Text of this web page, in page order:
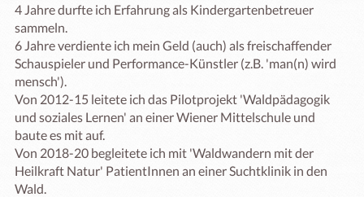
4 Jahre durfte ich Erfahrung als Kindergartenbetreuer
sammeln.
6 Jahre verdiente ich mein Geld (auch) als freischaffender
Schauspieler und Performance-Künstler (z.B. 'man(n) wird
mensch').
Von 2012-15 leitete ich das Pilotprojekt 'Waldpädagogik
und soziales Lernen' an einer Wiener Mittelschule und
baute es mit auf.
Von 2018-20 begleitete ich mit 'Waldwandern mit der
Heilkraft Natur' PatientInnen an einer Suchtklinik in den
Wald.